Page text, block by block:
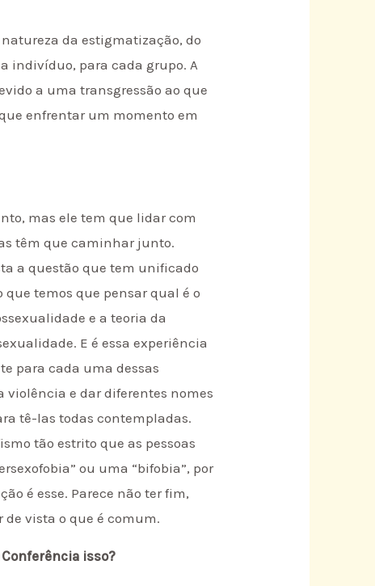
da estigmatização, do
indivíduo, para cada grupo. A
a uma transgressão ao que
enfrentar um momento em
mas ele tem que lidar com
têm que caminhar junto.
a questão que tem unificado
temos que pensar qual é o
e a teoria da
E é essa experiência
para cada uma dessas
violência e dar diferentes nomes
tê-las todas contempladas.
tão estrito que as pessoas
ou uma “bifobia”, por
é esse. Parece não ter fim,
de vista o que é comum.
isso?